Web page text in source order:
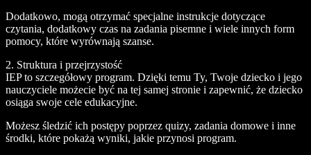
Dodatkowo, mogą otrzymać specjalne instrukcje dotyczące
czytania, dodatkowy czas na zadania pisemne i wiele innych form
pomocy, które wyrównają szanse.
2. Struktura i przejrzystość
IEP to szczegółowy program. Dzięki temu Ty, Twoje dziecko i jego
nauczyciele możecie być na tej samej stronie i zapewnić, że dziecko
osiąga swoje cele edukacyjne.
Możesz śledzić ich postępy poprzez quizy, zadania domowe i inne
środki, które pokażą wyniki, jakie przynosi program.